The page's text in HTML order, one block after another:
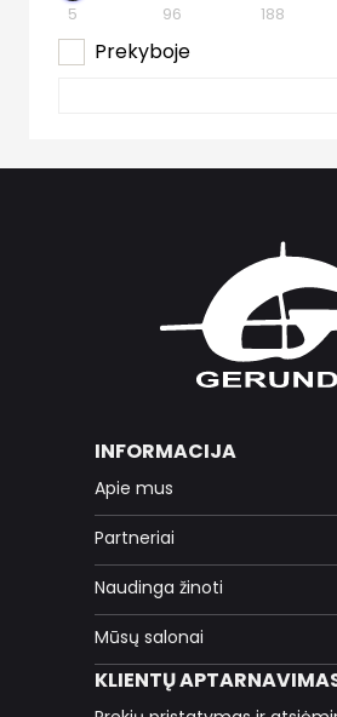
5 96 188
Prekyboje
INFORMACIJA
Apie mus
Partneriai
Naudinga žinoti
Mūsų salonai
KLIENTŲ